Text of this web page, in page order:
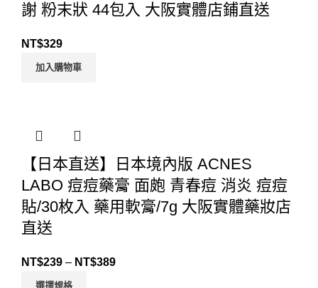
謝 粉末狀 44包入 大阪實體店鋪直送
NT$329
加入購物車
【日本直送】日本境內版 ACNES
LABO 痘痘藥膏 面皰 青春痘 消炎 痘痘
貼/30枚入 藥用軟膏/7g 大阪實體藥妝店
直送
NT$239 – NT$389
選擇規格